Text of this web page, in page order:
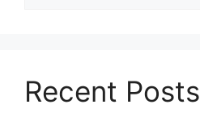
Recent Posts